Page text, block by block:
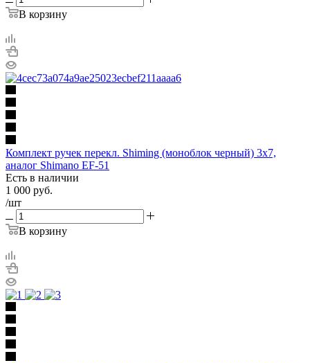
В корзину
Комплект ручек перекл. Shiming (моноблок черный) 3х7,
аналог Shimano EF-51
Есть в наличии
1 000 руб.
/шт
В корзину